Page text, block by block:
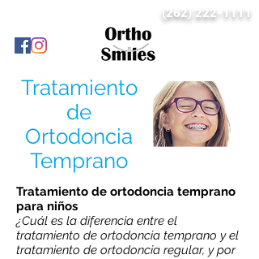
(262) 222-1111
Tratamiento
de
Ortodoncia
Temprano
Tratamiento de ortodoncia temprano
para niños
¿Cuál es la diferencia entre el
tratamiento de ortodoncia temprano y el
tratamiento de ortodoncia regular, y por